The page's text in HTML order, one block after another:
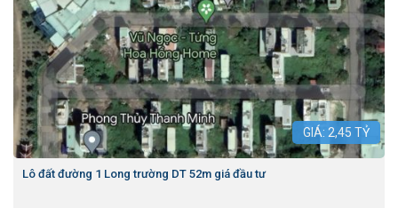
GIÁ: 2,45 TỶ
Lô đất đường 1 Long trường DT 52m giá đầu tư